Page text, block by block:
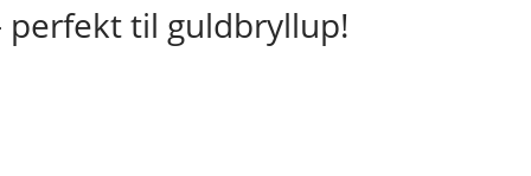
til guldbryllup!